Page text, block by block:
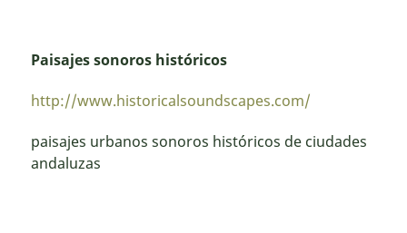
Paisajes sonoros históricos
http://www.historicalsoundscapes.com/
paisajes urbanos sonoros históricos de ciudades
andaluzas